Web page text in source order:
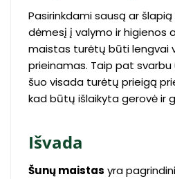
Pasirinkdami sausą ar
dėmesį į valymo ir higienos
maistas turėtų būti lengvai
prieinamas. Taip pat svarbu
šuo visada turėtų prieigą
kad būtų išlaikyta gerovė ir
Išvada
Šunų maistas yra